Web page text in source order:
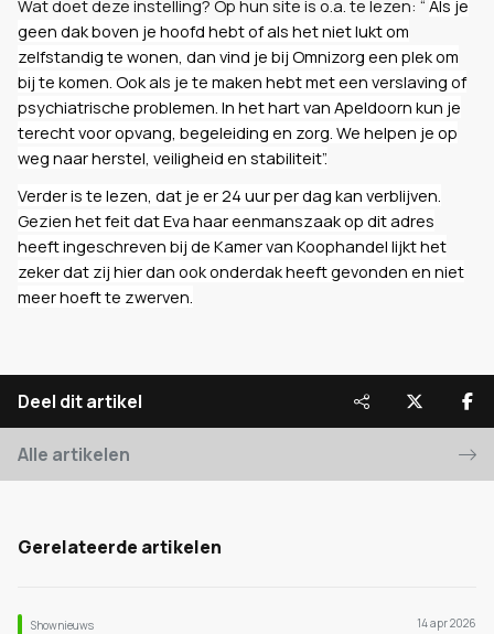
Wat doet deze instelling? Op hun site is o.a. te lezen: “ Als je
geen dak boven je hoofd hebt of als het niet lukt om
zelfstandig te wonen, dan vind je bij Omnizorg een plek om
bij te komen. Ook als je te maken hebt met een verslaving of
psychiatrische problemen. In het hart van Apeldoorn kun je
terecht voor opvang, begeleiding en zorg. We helpen je op
weg naar herstel, veiligheid en stabiliteit”.
Verder is te lezen, dat je er 24 uur per dag kan verblijven.
Gezien het feit dat Eva haar eenmanszaak op dit adres
heeft ingeschreven bij de Kamer van Koophandel lijkt het
zeker dat zij hier dan ook onderdak heeft gevonden en niet
meer hoeft te zwerven.
Deel dit artikel
Alle artikelen
Gerelateerde artikelen
Shownieuws 14 apr 2026